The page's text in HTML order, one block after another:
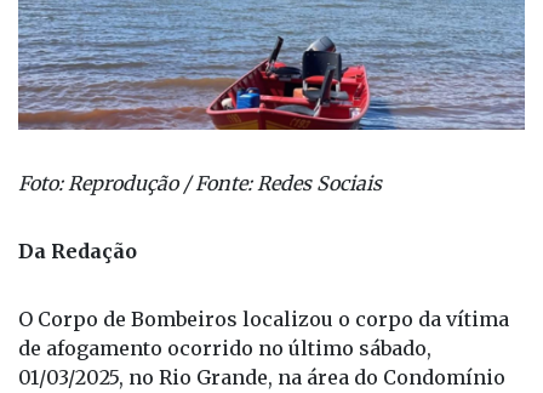
Foto: Reprodução / Fonte: Redes Sociais
Da Redação
O Corpo de Bombeiros localizou o corpo da vítima
de afogamento ocorrido no último sábado,
01/03/2025, no Rio Grande, na área do Condomínio